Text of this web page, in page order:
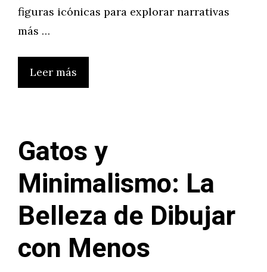
figuras icónicas para explorar narrativas
más …
Leer más
Gatos y
Minimalismo: La
Belleza de Dibujar
con Menos